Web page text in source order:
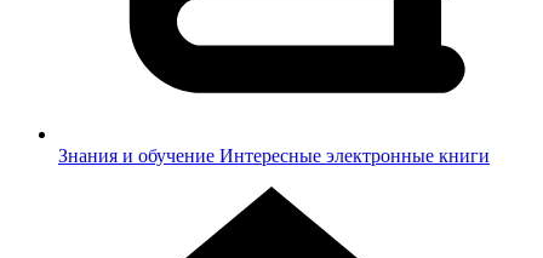
Знания и обучение Интересные электронные книги